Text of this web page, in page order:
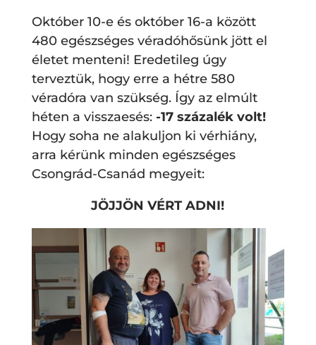
Október 10-e és október 16-a között
480 egészséges véradóhősünk jött el
életet menteni! Eredetileg úgy
terveztük, hogy erre a hétre 580
véradóra van szükség. Így az elmúlt
héten a visszaesés:-17 százalék volt!
Hogy soha ne alakuljon ki vérhiány,
arra kérünk minden egészséges
Csongrád-Csanád megyeit:
JÖJJÖN VÉRT ADNI!